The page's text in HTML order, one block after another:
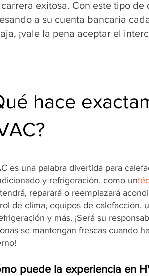
carrera exitosa. Con este tipo de
a su cuenta bancaria
¡vale la pena aceptar el
hace
es una palabra divertida para
y refrigeración. como un
reparará o reemplazará
de clima, equipos de calefacción,
y más. ¡Será su
se mantengan frescas cuando
puede la experiencia en